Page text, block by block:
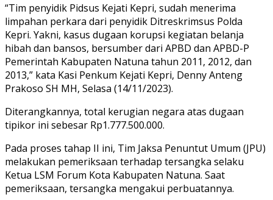
“Tim penyidik Pidsus Kejati Kepri, sudah menerima
limpahan perkara dari penyidik Ditreskrimsus Polda
Kepri. Yakni, kasus dugaan korupsi kegiatan belanja
hibah dan bansos, bersumber dari APBD dan APBD-P
Pemerintah Kabupaten Natuna tahun 2011, 2012, dan
2013,” kata Kasi Penkum Kejati Kepri, Denny Anteng
Prakoso SH MH, Selasa (14/11/2023).
Diterangkannya, total kerugian negara atas dugaan
tipikor ini sebesar Rp1.777.500.000.
Pada proses tahap II ini, Tim Jaksa Penuntut Umum (JPU)
melakukan pemeriksaan terhadap tersangka selaku
Ketua LSM Forum Kota Kabupaten Natuna. Saat
pemeriksaan, tersangka mengakui perbuatannya.